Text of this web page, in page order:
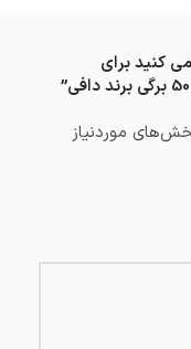
کنید برای
موردنیاز